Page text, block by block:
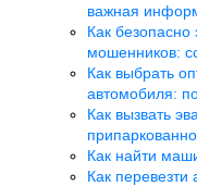
важная
Как безопасно
мошенников:
Как выбрать
автомобиля:
Как вызвать
Как найти
Как перевезти